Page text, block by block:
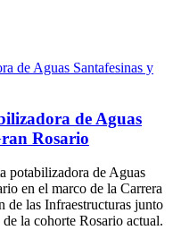
de Aguas
Rosario
potabilizadora de Aguas
en el marco de la Carrera
de las Infraestructuras junto
la cohorte Rosario actual.